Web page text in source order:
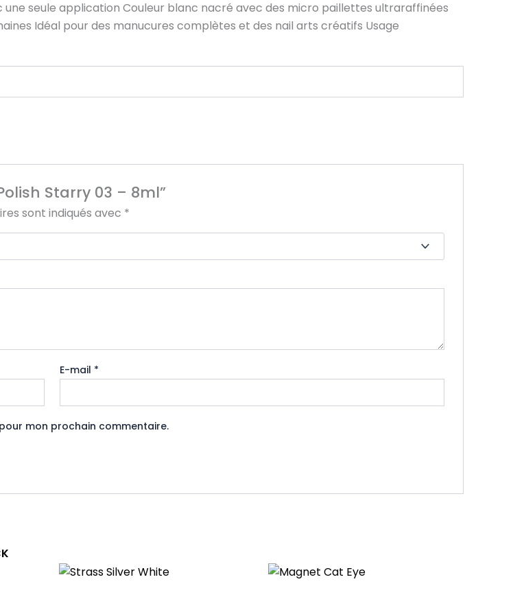
seule application Couleur blanc nacré avec des micro paillettes ultraraffinées
Idéal pour des manucures complètes et des nail arts créatifs Usage
Starry 03 – 8ml”
sont indiqués avec *
E-mail *
mon prochain commentaire.